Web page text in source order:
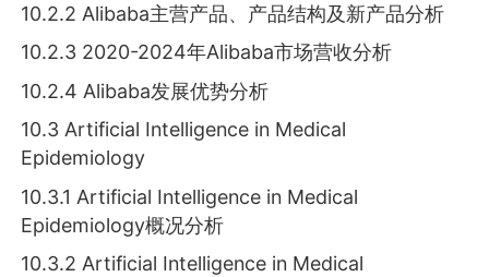
10.2.2 Alibaba主营产品、产品结构及新产品分析
10.2.3 2020-2024年Alibaba市场营收分析
10.2.4 Alibaba发展优势分析
10.3 Artificial Intelligence in Medical
Epidemiology
10.3.1 Artificial Intelligence in Medical
Epidemiology概况分析
10.3.2 Artificial Intelligence in Medical